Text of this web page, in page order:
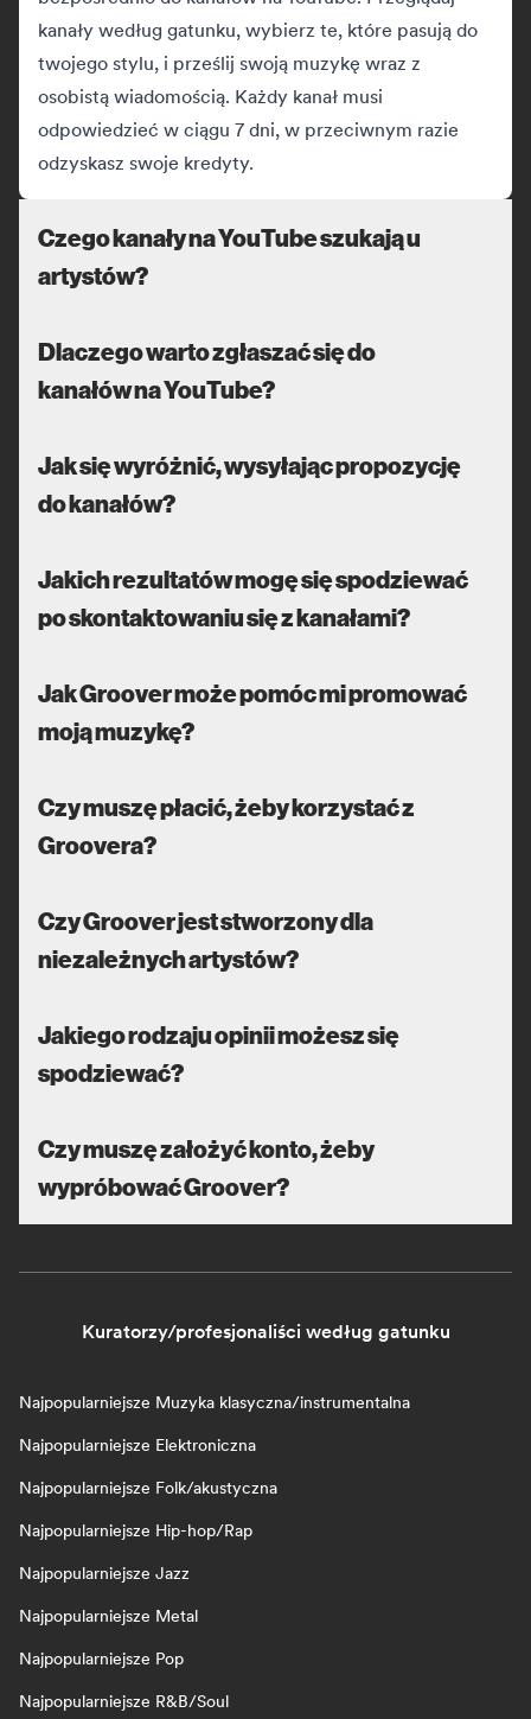
kanały według gatunku, wybierz te, które pasują do
twojego stylu, i prześlij swoją muzykę wraz z
osobistą wiadomością. Każdy kanał musi
odpowiedzieć w ciągu 7 dni, w przeciwnym razie
odzyskasz swoje kredyty.
Czego kanały na YouTube szukają u
artystów?
Dlaczego warto zgłaszać się do
kanałów na YouTube?
Jak się wyróżnić, wysyłając propozycję
do kanałów?
Jakich rezultatów mogę się spodziewać
po skontaktowaniu się z kanałami?
Jak Groover może pomóc mi promować
moją muzykę?
Czy muszę płacić, żeby korzystać z
Groovera?
Czy Groover jest stworzony dla
niezależnych artystów?
Jakiego rodzaju opinii możesz się
spodziewać?
Czy muszę założyć konto, żeby
wypróbować Groover?
Kuratorzy/profesjonaliści według gatunku
Najpopularniejsze Muzyka klasyczna/instrumentalna
Najpopularniejsze Elektroniczna
Najpopularniejsze Folk/akustyczna
Najpopularniejsze Hip-hop/Rap
Najpopularniejsze Jazz
Najpopularniejsze Metal
Najpopularniejsze Pop
Najpopularniejsze R&B/Soul